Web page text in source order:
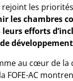
rejoint les
les chambres
efforts
au cœur de la
FOFE-AC